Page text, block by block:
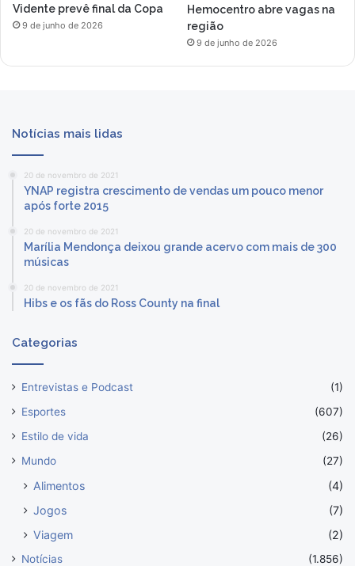
Vidente prevê final da Copa
9 de junho de 2026
Hemocentro abre vagas na
região
9 de junho de 2026
Notícias mais lidas
20 de novembro de 2021
YNAP registra crescimento de vendas um pouco menor
após forte 2015
20 de novembro de 2021
Marília Mendonça deixou grande acervo com mais de 300
músicas
20 de novembro de 2021
Hibs e os fãs do Ross County na final
Categorias
Entrevistas e Podcast
(1)
Esportes
(607)
Estilo de vida
(26)
Mundo
(27)
Alimentos
(4)
Jogos
(7)
Viagem
(2)
Notícias (1.856)